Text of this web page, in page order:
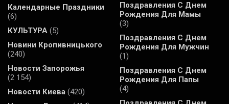
Календарные Праздники
(6)
КУЛЬТУРА (5)
Новини Кропивницького
(240)
Новости Запорожья
(2 154)
Новости Киева (420)
Поздравления С Днем
Рождения Для Мамы
(3)
Поздравления С Днем
Рождения Для Мужчин
(1)
Поздравления С Днем
Рождения Для Папы
(4)